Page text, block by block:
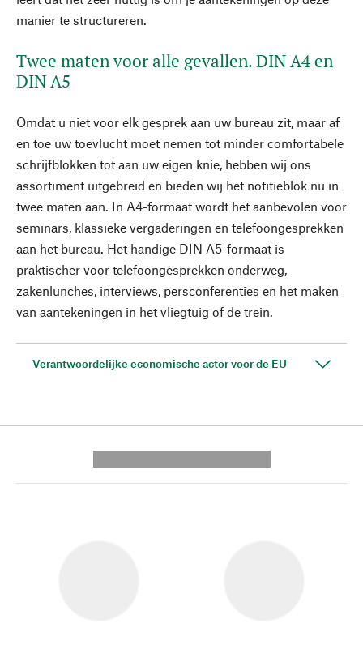
manier te structureren.
Twee maten voor alle gevallen. DIN A4 en
DIN A5
Omdat u niet voor elk gesprek aan uw bureau zit, maar af
en toe uw toevlucht moet nemen tot minder comfortabele
schrijfblokken tot aan uw eigen knie, hebben wij ons
assortiment uitgebreid en bieden wij het notitieblok nu in
twee maten aan. In A4-formaat wordt het aanbevolen voor
seminars, klassieke vergaderingen en telefoongesprekken
aan het bureau. Het handige DIN A5-formaat is
praktischer voor telefoongesprekken onderweg,
zakenlunches, interviews, persconferenties en het maken
van aantekeningen in het vliegtuig of de trein.
Verantwoordelijke economische actor voor de EU